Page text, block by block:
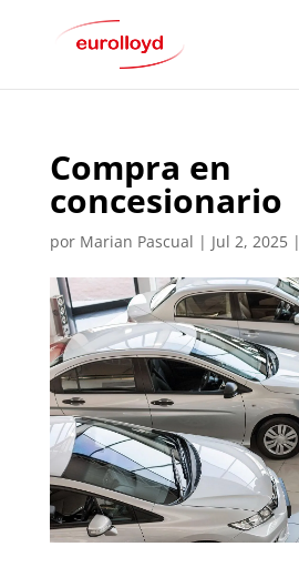
Compra en
concesionario
por Marian Pascual | Jul 2, 2025|